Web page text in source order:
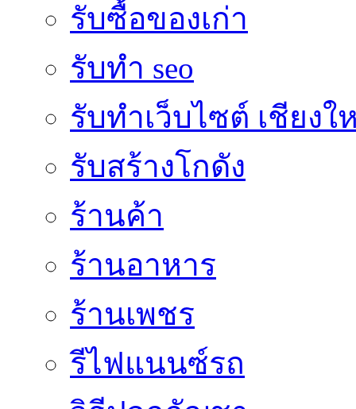
รับซื้อของเก่า
รับทำ seo
รับทำเว็บไซต์ เชียงใ
รับสร้างโกดัง
ร้านค้า
ร้านอาหาร
ร้านเพชร
รีไฟแนนซ์รถ